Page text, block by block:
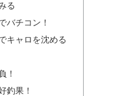
る
バチコン！
キャロを沈める
！
釣果！